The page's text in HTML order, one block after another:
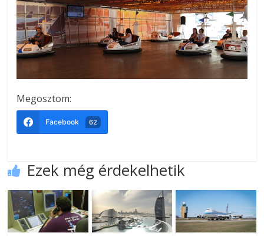
Megosztom:
Facebook 62
Ezek még érdekelhetik